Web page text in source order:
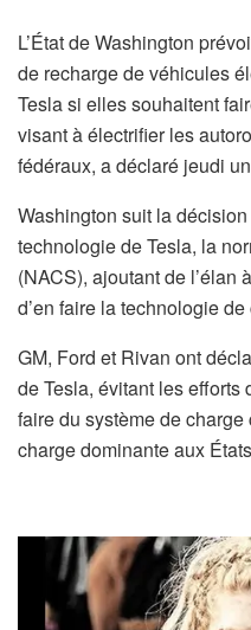
L’État de Washington
de recharge de véhicules
Tesla si elles souhaitent
visant à électrifier les
fédéraux, a déclaré jeudi
Washington suit la
technologie de Tesla, la
(NACS), ajoutant de l’élan
d’en faire la technologie
GM, Ford et Rivan ont
de Tesla, évitant les efforts
faire du système de
charge dominante aux